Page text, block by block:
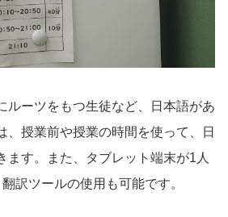
ルーツをもつ生徒など、日本語があ
、授業前や授業の時間を使って、日
ます。また、タブレット端末が1人
訳ツールの使用も可能です。